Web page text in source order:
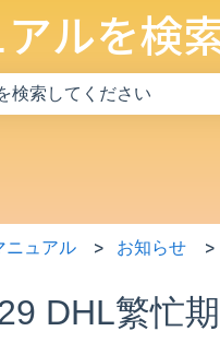
ルを検
ニュアル お知らせ
DHL繁忙